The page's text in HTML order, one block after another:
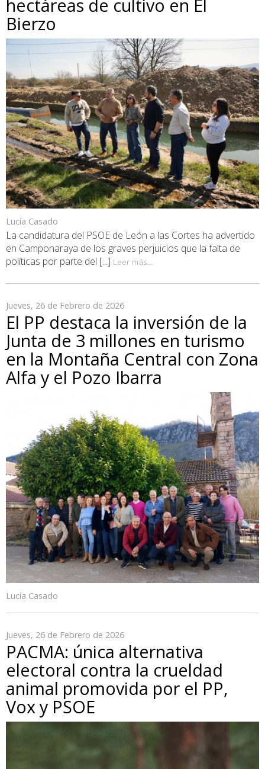
hectáreas de cultivo en El
Bierzo
Lucía Casado
La candidatura del PSOE de León a las Cortes ha advertido
en Camponaraya de los graves perjuicios que la falta de
políticas por parte del [...] Leer más...
Jueves, 26 de Febrero de 2026
El PP destaca la inversión de la
Junta de 3 millones en turismo
en la Montaña Central con Zona
Alfa y el Pozo Ibarra
Lucía Casado
Jueves, 26 de Febrero de 2026
PACMA: única alternativa
electoral contra la crueldad
animal promovida por el PP,
Vox y PSOE